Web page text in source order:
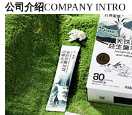
公司介绍COMPANY INTRO